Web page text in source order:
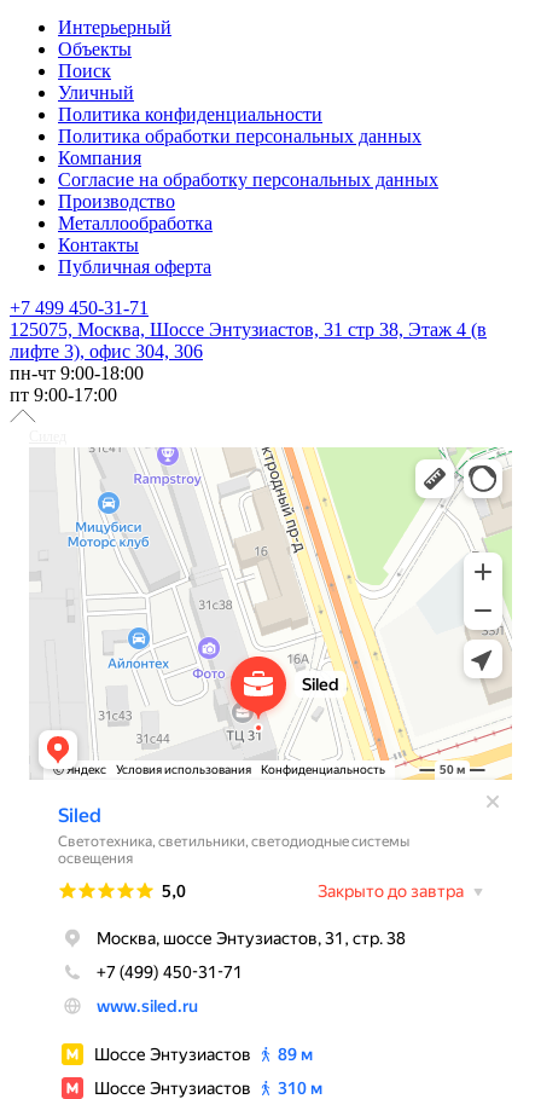
Интерьерный
Объекты
Поиск
Уличный
Политика конфиденциальности
Политика обработки персональных данных
Компания
Согласие на обработку персональных данных
Производство
Металлообработка
Контакты
Публичная оферта
+7 499 450-31-71
125075, Москва, Шоссе Энтузиастов, 31 стр 38, Этаж 4 (в
лифте 3), офис 304, 306
пн-чт 9:00-18:00
пт 9:00-17:00
Светотехника в Москве
Светильники в Москве